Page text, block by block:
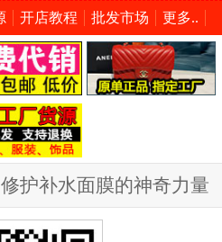
开店教程 批发市场 更多..
护补水面膜的神奇力量